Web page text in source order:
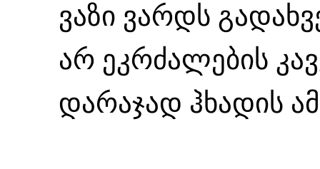
ვაზი ვარდს
არ ეკრძალების
დარაჯად ჰხადის